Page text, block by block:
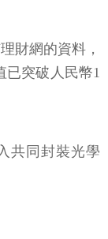
財網的資料，
已突破人民幣1
共同封裝光學